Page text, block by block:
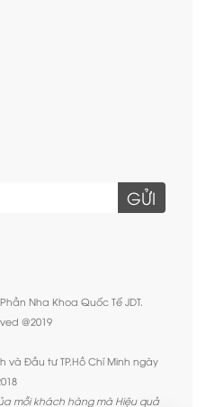
GỬI
Nha Khoa Quốc Tế JDT.
@2019
và Đầu tư TP.Hồ Chí Minh ngày
mỗi khách hàng mà Hiệu quả